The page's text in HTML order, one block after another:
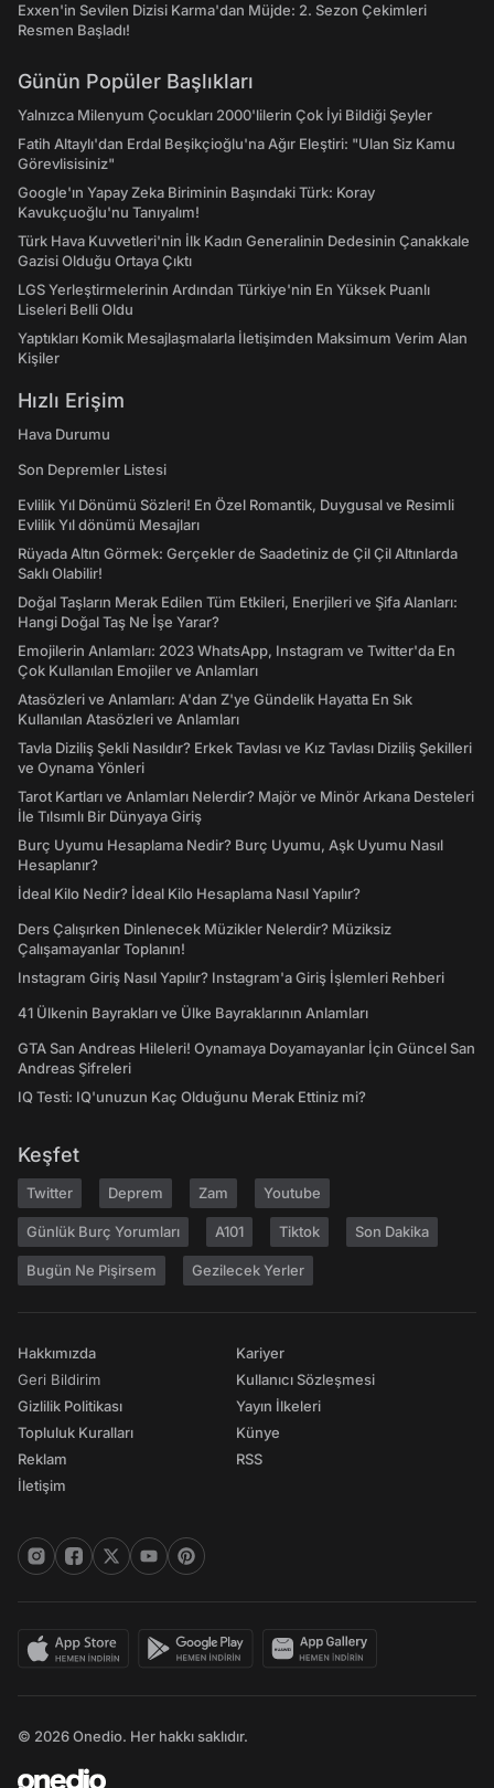
Exxen'in Sevilen Dizisi Karma'dan Müjde: 2. Sezon Çekimleri
Resmen Başladı!
Günün Popüler Başlıkları
Yalnızca Milenyum Çocukları 2000'lilerin Çok İyi Bildiği Şeyler
Fatih Altaylı'dan Erdal Beşikçioğlu'na Ağır Eleştiri: "Ulan Siz Kamu
Görevlisisiniz"
Google'ın Yapay Zeka Biriminin Başındaki Türk: Koray
Kavukçuoğlu'nu Tanıyalım!
Türk Hava Kuvvetleri'nin İlk Kadın Generalinin Dedesinin Çanakkale
Gazisi Olduğu Ortaya Çıktı
LGS Yerleştirmelerinin Ardından Türkiye'nin En Yüksek Puanlı
Liseleri Belli Oldu
Yaptıkları Komik Mesajlaşmalarla İletişimden Maksimum Verim Alan
Kişiler
Hızlı Erişim
Hava Durumu
Son Depremler Listesi
Evlilik Yıl Dönümü Sözleri! En Özel Romantik, Duygusal ve Resimli
Evlilik Yıl dönümü Mesajları
Rüyada Altın Görmek: Gerçekler de Saadetiniz de Çil Çil Altınlarda
Saklı Olabilir!
Doğal Taşların Merak Edilen Tüm Etkileri, Enerjileri ve Şifa Alanları:
Hangi Doğal Taş Ne İşe Yarar?
Emojilerin Anlamları: 2023 WhatsApp, Instagram ve Twitter'da En
Çok Kullanılan Emojiler ve Anlamları
Atasözleri ve Anlamları: A'dan Z'ye Gündelik Hayatta En Sık
Kullanılan Atasözleri ve Anlamları
Tavla Diziliş Şekli Nasıldır? Erkek Tavlası ve Kız Tavlası Diziliş Şekilleri
ve Oynama Yönleri
Tarot Kartları ve Anlamları Nelerdir? Majör ve Minör Arkana Desteleri
İle Tılsımlı Bir Dünyaya Giriş
Burç Uyumu Hesaplama Nedir? Burç Uyumu, Aşk Uyumu Nasıl
Hesaplanır?
İdeal Kilo Nedir? İdeal Kilo Hesaplama Nasıl Yapılır?
Ders Çalışırken Dinlenecek Müzikler Nelerdir? Müziksiz
Çalışamayanlar Toplanın!
Instagram Giriş Nasıl Yapılır? Instagram'a Giriş İşlemleri Rehberi
41 Ülkenin Bayrakları ve Ülke Bayraklarının Anlamları
GTA San Andreas Hileleri! Oynamaya Doyamayanlar İçin Güncel San
Andreas Şifreleri
IQ Testi: IQ'unuzun Kaç Olduğunu Merak Ettiniz mi?
Keşfet
Twitter Deprem Zam Youtube
Günlük Burç Yorumları A101 Tiktok Son Dakika
Bugün Ne Pişirsem Gezilecek Yerler
Hakkımızda
Geri Bildirim
Gizlilik Politikası
Topluluk Kuralları
Reklam
İletişim
Kariyer
Kullanıcı Sözleşmesi
Yayın İlkeleri
Künye
RSS
© 2026 Onedio. Her hakkı saklıdır.